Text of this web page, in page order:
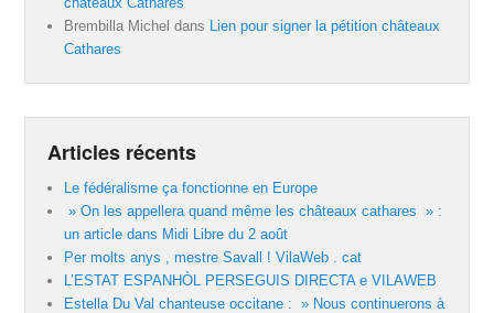
Brembilla Michel dans
Lien pour signer la pétition châteaux
Cathares
Articles récents
Le fédéralisme ça fonctionne en Europe
» On les appellera quand même les châteaux cathares » :
un article dans Midi Libre du 2 août
Per molts anys , mestre Savall ! VilaWeb . cat
L’ESTAT ESPANHÒL PERSEGUIS DIRECTA e VILAWEB
Estella Du Val chanteuse occitane : » Nous continuerons à